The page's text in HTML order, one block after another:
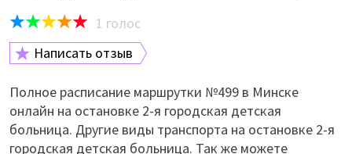
1 голос
Написать отзыв
Полное расписание маршрутки №499 в Минске
онлайн на остановке 2-я городская детская
больница. Другие виды транспорта на остановке 2-я
городская детская больница. Так же можете